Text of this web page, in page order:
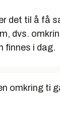
det til å få
dvs.
finnes i dag.
omkring ti